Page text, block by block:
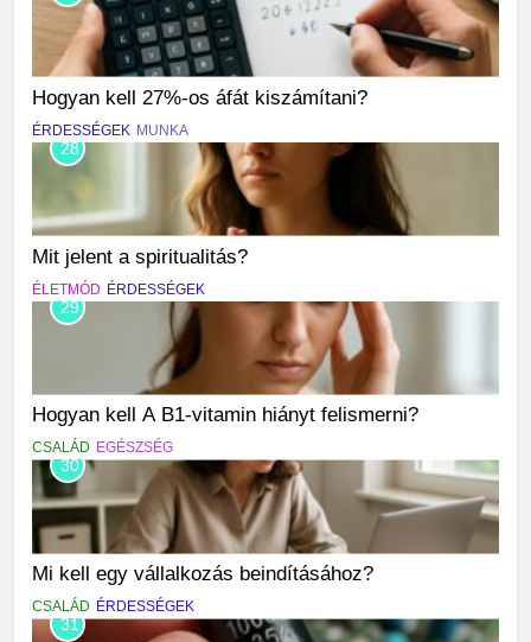
Hogyan kell 27%-os áfát kiszámítani?
ÉRDESSÉGEK MUNKA
28
Mit jelent a spiritualitás?
ÉLETMÓD ÉRDESSÉGEK
29
Hogyan kell A B1-vitamin hiányt felismerni?
CSALÁD EGÉSZSÉG
30
Mi kell egy vállalkozás beindításához?
CSALÁD ÉRDESSÉGEK
31